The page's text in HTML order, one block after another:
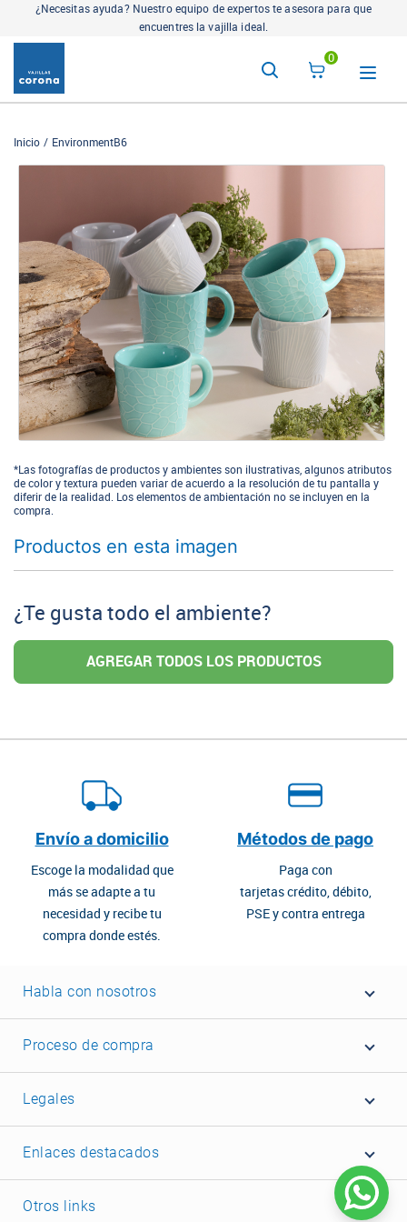
¿Necesitas ayuda? Nuestro equipo de expertos te asesora para que
encuentres la vajilla ideal.
0
Inicio EnvironmentB6
*Las fotografías de productos y ambientes son ilustrativas, algunos atributos
de color y textura pueden variar de acuerdo a la resolución de tu pantalla y
diferir de la realidad. Los elementos de ambientación no se incluyen en la
compra.
Productos en esta imagen
¿Te gusta todo el ambiente?
AGREGAR TODOS LOS PRODUCTOS
Envío a domicilio
Escoge la modalidad que
más se adapte a tu
necesidad y recibe tu
compra donde estés.
Métodos de pago
Paga con
tarjetas crédito, débito,
PSE y contra entrega
Habla con nosotros
Proceso de compra
Legales
Enlaces destacados
Otros links